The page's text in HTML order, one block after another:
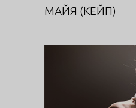
МАЙЯ (КЕЙП)